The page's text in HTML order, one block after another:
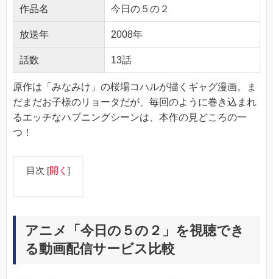
作品名 今日の５の２
放送年 2008年
話数 13話
原作は「みなみけ」の桜場コハルが描くギャグ漫画。ま
だまだお子様のリョータだが、毎回のように巻き込まれ
るエッチなハプニングシーンは、本作の見どころの一
つ！
目次 [開く ]
アニメ「今日の５の２」を視聴でき
る動画配信サービス比較